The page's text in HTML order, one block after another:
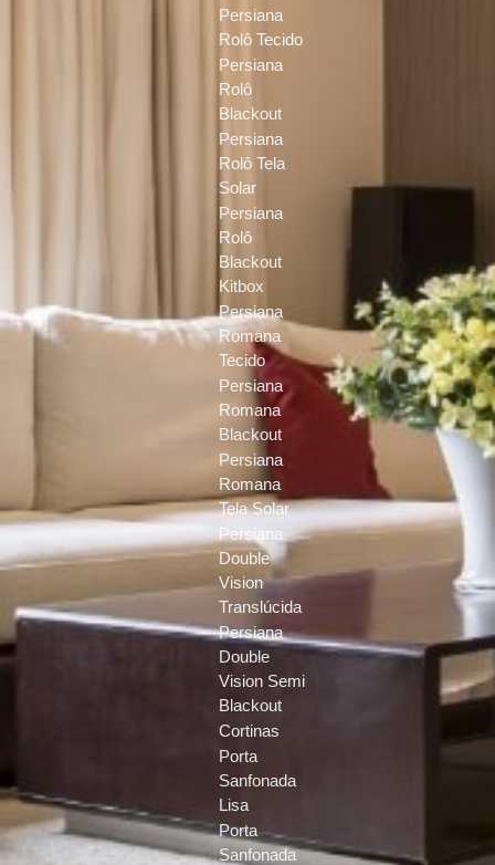
Persiana
Rolô Tecido
Persiana
Rolô
Blackout
Persiana
Rolô Tela
Solar
Persiana
Rolô
Blackout
Kitbox
Persiana
Romana
Tecido
Persiana
Romana
Blackout
Persiana
Romana
Tela Solar
Persiana
Double
Vision
Translúcida
Persiana
Double
Vision Semi
Blackout
Cortinas
Porta
Sanfonada
Lisa
Porta
Sanfonada